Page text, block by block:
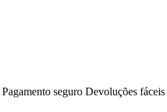
Pagamento seguro Devoluções fáceis